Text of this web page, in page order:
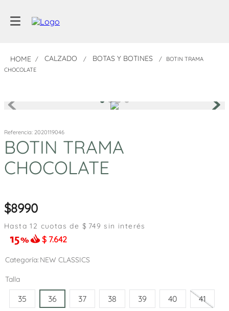
CALZADO BOTAS Y BOTINES
BOTIN TRAMA
CHOCOLATE
Referencia: 2020119046
BOTIN TRAMA
CHOCOLATE
8990
Hasta12 cuotas de $ 749 sin interés
$ 7.642
Categoría NEW CLASSICS
Talla
35 36 37 38 39 40 41